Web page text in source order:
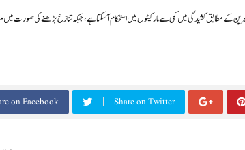
کے مطابق کشیدگی میں کمی سے مارکیٹوں میں استحکام آ سکتا ہے، جبکہ تنازع بڑھنے کی صورت
on Facebook Share on Twitter